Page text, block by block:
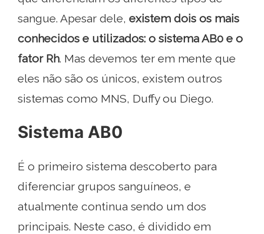
sangue. Apesar dele, existem dois os mais
conhecidos e utilizados: o sistema AB0 e o
fator Rh. Mas devemos ter em mente que
eles não são os únicos, existem outros
sistemas como MNS, Duffy ou Diego.
Sistema AB0
É o primeiro sistema descoberto para
diferenciar grupos sanguíneos, e
atualmente continua sendo um dos
principais. Neste caso, é dividido em